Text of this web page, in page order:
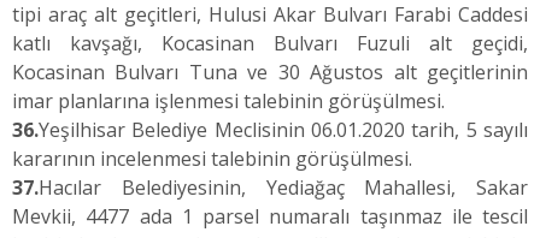
tipi araç alt geçitleri, Hulusi Akar Bulvarı Farabi Caddesi
katlı kavşağı, Kocasinan Bulvarı Fuzuli alt geçidi,
Kocasinan Bulvarı Tuna ve 30 Ağustos alt geçitlerinin
imar planlarına işlenmesi talebinin görüşülmesi.
36.Yeşilhisar Belediye Meclisinin 06.01.2020 tarih, 5 sayılı
kararının incelenmesi talebinin görüşülmesi.
37.Hacılar Belediyesinin, Yediağaç Mahallesi, Sakar
Mevkii, 4477 ada 1 parsel numaralı taşınmaz ile tescil